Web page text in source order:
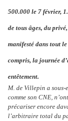
500.000 le 7 février,
de tous âges, du
manifesté dans tout
compris, la journée
entêtement.
M. de Villepin a sous-
comme son CNE,
précariser encore
l’arbitraire total du